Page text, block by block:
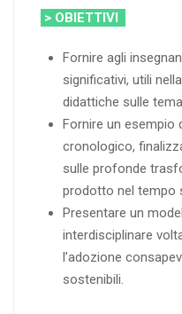
> OBIETTIVI
Fornire agli
significativi, utili
didattiche sulle
Fornire un
cronologico,
sulle profonde
prodotto nel tempo
Presentare un
interdisciplinare
l’adozione
sostenibili.